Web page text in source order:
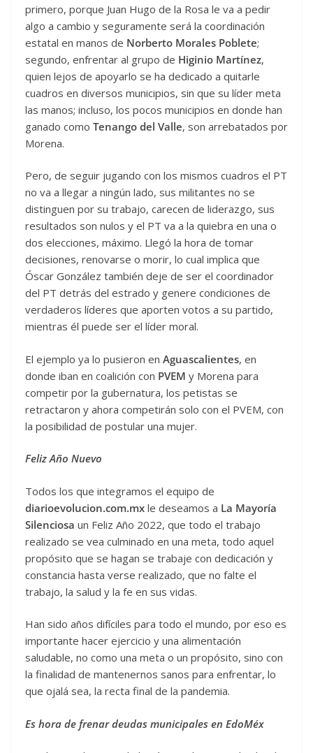
primero, porque Juan Hugo de la Rosa le va a pedir
algo a cambio y seguramente será la coordinación
estatal en manos de Norberto Morales Poblete;
segundo, enfrentar al grupo de Higinio Martínez,
quien lejos de apoyarlo se ha dedicado a quitarle
cuadros en diversos municipios, sin que su líder meta
las manos; incluso, los pocos municipios en donde han
ganado como Tenango del Valle, son arrebatados por
Morena.
Pero, de seguir jugando con los mismos cuadros el PT
no va a llegar a ningún lado, sus militantes no se
distinguen por su trabajo, carecen de liderazgo, sus
resultados son nulos y el PT va a la quiebra en una o
dos elecciones, máximo. Llegó la hora de tomar
decisiones, renovarse o morir, lo cual implica que
Óscar González también deje de ser el coordinador
del PT detrás del estrado y genere condiciones de
verdaderos líderes que aporten votos a su partido,
mientras él puede ser el líder moral.
El ejemplo ya lo pusieron en Aguascalientes, en
donde iban en coalición con PVEM y Morena para
competir por la gubernatura, los petistas se
retractaron y ahora competirán solo con el PVEM, con
la posibilidad de postular una mujer.
Feliz Año Nuevo
Todos los que integramos el equipo de
diarioevolucion.com.mx le deseamos a La Mayoría
Silenciosa un Feliz Año 2022, que todo el trabajo
realizado se vea culminado en una meta, todo aquel
propósito que se hagan se trabaje con dedicación y
constancia hasta verse realizado, que no falte el
trabajo, la salud y la fe en sus vidas.
Han sido años difíciles para todo el mundo, por eso es
importante hacer ejercicio y una alimentación
saludable, no como una meta o un propósito, sino con
la finalidad de mantenernos sanos para enfrentar, lo
que ojalá sea, la recta final de la pandemia.
Es hora de frenar deudas municipales en EdoMéx